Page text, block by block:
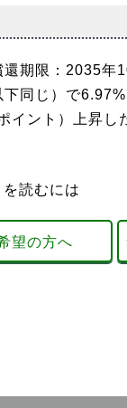
期限：2035年
同じ）で
イント）上昇
を読むには
望の方へ